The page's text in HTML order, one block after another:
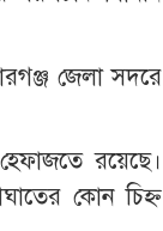
জেলা সদরে
রয়েছে।
কোন চিহ্ন